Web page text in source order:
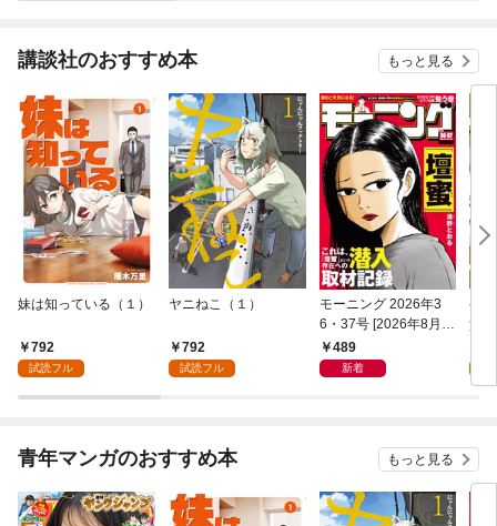
講談社のおすすめ本 もっと見る
妹は知っている（１）
792
試読フル
ヤニねこ（１）
792
試読フル
モーニング 2026年3
6・37号 [2026年8月6
日発売]
489
新着
ゲ
貴
を
し
青年マンガのおすすめ本 もっと見る